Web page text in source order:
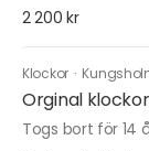
2 200 kr
Klockor ·
Orginal
Togs bort för 14